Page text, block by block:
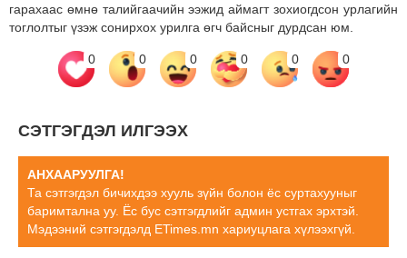
гарахаас өмнө талийгаачийн ээжид аймагт зохиогдсон урлагийн
тоглолтыг үзэж сонирхох урилга өгч байсныг дурдсан юм.
0 0 0 0 0 0
СЭТГЭГДЭЛ ИЛГЭЭХ
АНХААРУУЛГА!
Та сэтгэгдэл бичихдээ хууль зүйн болон ёс суртахууныг
баримтална уу. Ёс бус сэтгэгдлийг админ устгах эрхтэй.
Мэдээний сэтгэгдэлд ETimes.mn хариуцлага хүлээхгүй.